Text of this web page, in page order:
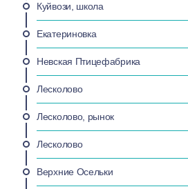
Куйвози, школа
Екатериновка
Невская Птицефабрика
Лесколово
Лесколово, рынок
Лесколово
Верхние Осельки